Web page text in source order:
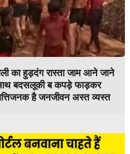
का हुड़दंग रास्ता जाम आने जाने
साथ बदसलूकी ब कपड़े फाड़कर
है जनजीवन अस्त व्यस्त